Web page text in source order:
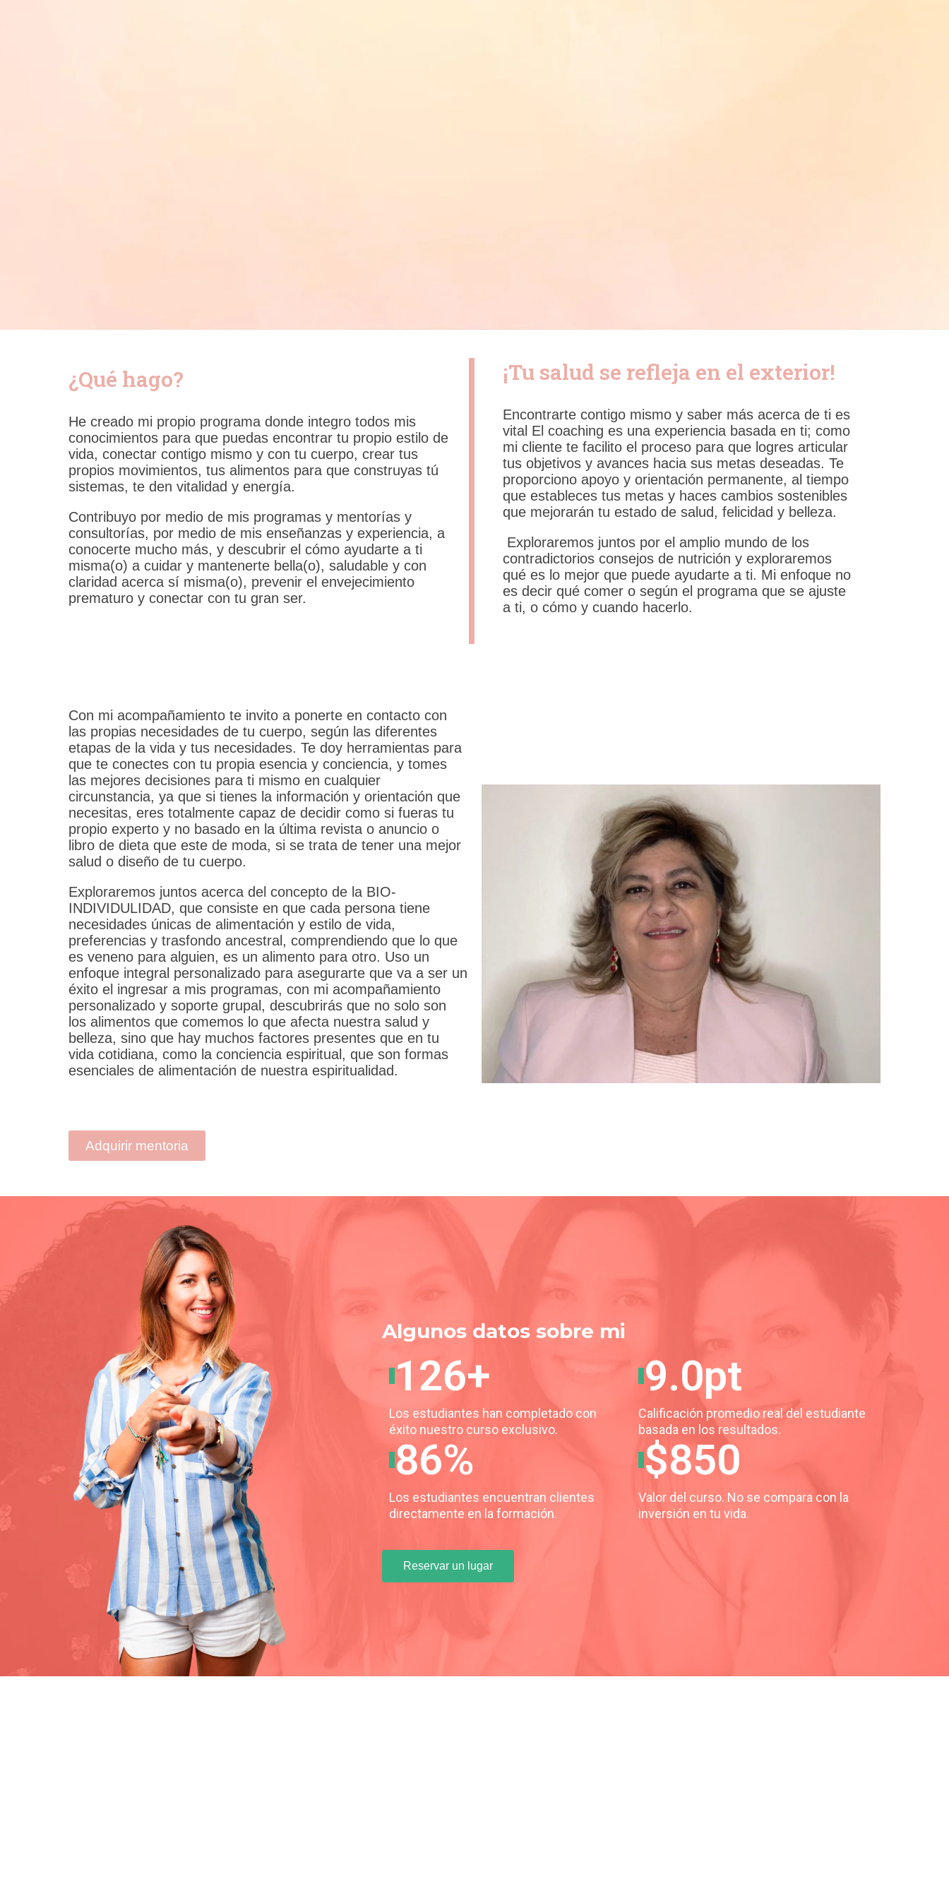
¿Qué hago?
He creado mi propio programa donde integro todos mis
conocimientos para que puedas encontrar tu propio estilo de
vida, conectar contigo mismo y con tu cuerpo, crear tus
propios movimientos, tus alimentos para que construyas tú
sistemas, te den vitalidad y energía.
Contribuyo por medio de mis programas y mentorías y
consultorías, por medio de mis enseñanzas y experiencia, a
conocerte mucho más, y descubrir el cómo ayudarte a ti
misma(o) a cuidar y mantenerte bella(o), saludable y con
claridad acerca sí misma(o), prevenir el envejecimiento
prematuro y conectar con tu gran ser.
¡Tu salud se refleja en el exterior!
Encontrarte contigo mismo y saber más acerca de ti es
vital El coaching es una experiencia basada en ti; como
mi cliente te facilito el proceso para que logres articular
tus objetivos y avances hacia sus metas deseadas. Te
proporciono apoyo y orientación permanente, al tiempo
que estableces tus metas y haces cambios sostenibles
que mejorarán tu estado de salud, felicidad y belleza.
Exploraremos juntos por el amplio mundo de los
contradictorios consejos de nutrición y exploraremos
qué es lo mejor que puede ayudarte a ti. Mi enfoque no
es decir qué comer o según el programa que se ajuste
a ti, o cómo y cuando hacerlo.
Con mi acompañamiento te invito a ponerte en contacto con
las propias necesidades de tu cuerpo, según las diferentes
etapas de la vida y tus necesidades. Te doy herramientas para
que te conectes con tu propia esencia y conciencia, y tomes
las mejores decisiones para ti mismo en cualquier
circunstancia, ya que si tienes la información y orientación que
necesitas, eres totalmente capaz de decidir como si fueras tu
propio experto y no basado en la última revista o anuncio o
libro de dieta que este de moda, si se trata de tener una mejor
salud o diseño de tu cuerpo.
Exploraremos juntos acerca del concepto de la BIO-
INDIVIDULIDAD, que consiste en que cada persona tiene
necesidades únicas de alimentación y estilo de vida,
preferencias y trasfondo ancestral, comprendiendo que lo que
es veneno para alguien, es un alimento para otro. Uso un
enfoque integral personalizado para asegurarte que va a ser un
éxito el ingresar a mis programas, con mi acompañamiento
personalizado y soporte grupal, descubrirás que no solo son
los alimentos que comemos lo que afecta nuestra salud y
belleza, sino que hay muchos factores presentes que en tu
vida cotidiana, como la conciencia espiritual, que son formas
esenciales de alimentación de nuestra espiritualidad.
Adquirir mentoria
Algunos datos sobre mi
126+
Los estudiantes han completado con
éxito nuestro curso exclusivo.
9.0pt
Calificación promedio real del estudiante
basada en los resultados.
86%
Los estudiantes encuentran clientes
directamente en la formación.
$850
Valor del curso. No se compara con la
inversión en tu vida.
Reservar un lugar